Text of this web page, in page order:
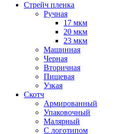
Стрейч пленка
Ручная
17 мкм
20 мкм
23 мкм
Машинная
Черная
Вторичная
Пищевая
Узкая
Скотч
Армированный
Упаковочный
Малярный
С логотипом